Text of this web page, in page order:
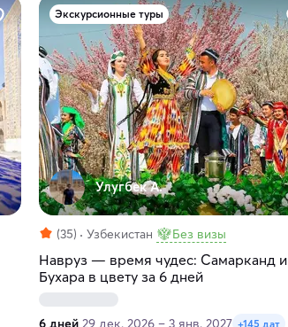
Экскурсионные туры
Улугбек А.
(35) Узбекистан Без визы
Навруз — время чудес: Самарканд и
Бухара в цвету за 6 дней
6 дней 29 дек. 2026 – 3 янв. 2027 +145 дат